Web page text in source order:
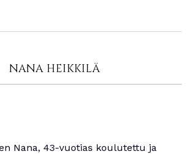
NANA HEIKKILÄ
Nana, 43-vuotias koulutettu ja